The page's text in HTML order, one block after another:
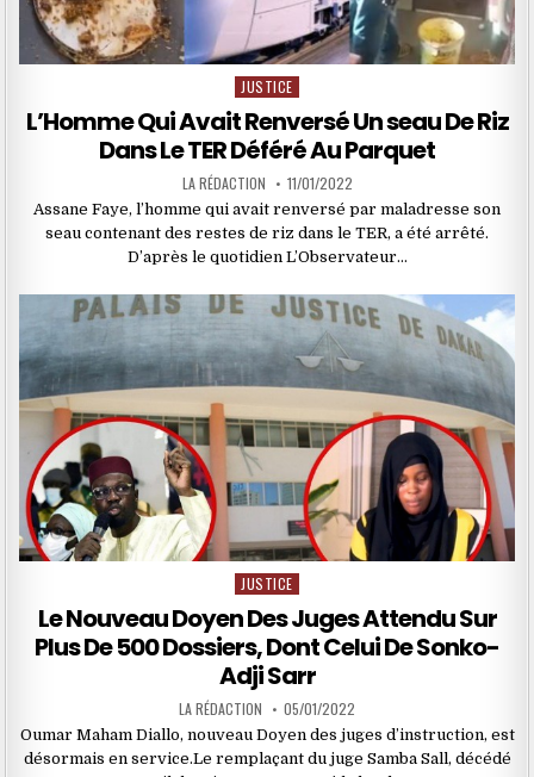
Posted
in
JUSTICE
L’Homme Qui Avait Renversé Un seau De Riz
Dans Le TER Déféré Au Parquet
LA RÉDACTION 11/01/2022
Assane Faye, l’homme qui avait renversé par maladresse son
seau contenant des restes de riz dans le TER, a été arrêté.
D’après le quotidien L’Observateur…
Posted
in
JUSTICE
Le Nouveau Doyen Des Juges Attendu Sur
Plus De 500 Dossiers, Dont Celui De Sonko-
Adji Sarr
LA RÉDACTION 05/01/2022
Oumar Maham Diallo, nouveau Doyen des juges d’instruction, est
désormais en service.Le remplaçant du juge Samba Sall, décédé